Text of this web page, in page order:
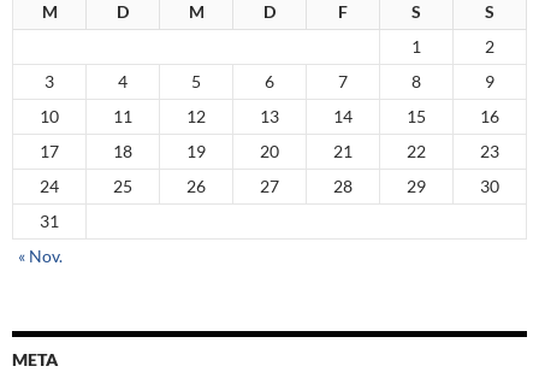
M D M D F S
S
1
2
3
4 5 6 7 8
9
10
11 12 13 14 15
16
17
18 19 20 21 22
23
24
25 26 27 28 29
30
31
« Nov.
META